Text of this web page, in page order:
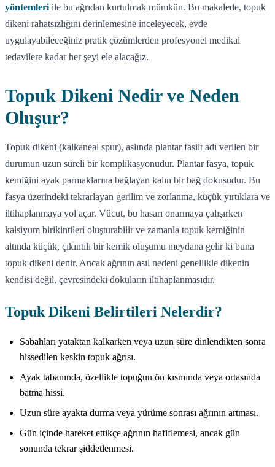
yöntemleri ile bu ağrıdan kurtulmak mümkün. Bu makalede, topuk
dikeni rahatsızlığını derinlemesine inceleyecek, evde
uygulayabileceğiniz pratik çözümlerden profesyonel medikal
tedavilere kadar her şeyi ele alacağız.
Topuk Dikeni Nedir ve Neden
Oluşur?
Topuk dikeni (kalkaneal spur), aslında plantar fasiit adı verilen bir
durumun uzun süreli bir komplikasyonudur. Plantar fasya, topuk
kemiğini ayak parmaklarına bağlayan kalın bir bağ dokusudur. Bu
fasya üzerindeki tekrarlayan gerilim ve zorlanma, küçük yırtıklara ve
iltihaplanmaya yol açar. Vücut, bu hasarı onarmaya çalışırken
kalsiyum birikintileri oluşturabilir ve zamanla topuk kemiğinin
altında küçük, çıkıntılı bir kemik oluşumu meydana gelir ki buna
topuk dikeni denir. Ancak ağrının asıl nedeni genellikle dikenin
kendisi değil, çevresindeki dokuların iltihaplanmasıdır.
Topuk Dikeni Belirtileri Nelerdir?
Sabahları yataktan kalkarken veya uzun süre dinlendikten sonra
hissedilen keskin topuk ağrısı.
Ayak tabanında, özellikle topuğun ön kısmında veya ortasında
batma hissi.
Uzun süre ayakta durma veya yürüme sonrası ağrının artması.
Gün içinde hareket ettikçe ağrının hafiflemesi, ancak gün
sonunda tekrar şiddetlenmesi.